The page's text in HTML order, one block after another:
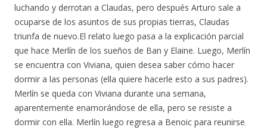
luchando y derrotan a Claudas, pero después Arturo sale a
ocuparse de los asuntos de sus propias tierras, Claudas
triunfa de nuevo.El relato luego pasa a la explicación parcial
que hace Merlín de los sueños de Ban y Elaine. Luego, Merlín
se encuentra con Viviana, quien desea saber cómo hacer
dormir a las personas (ella quiere hacerle esto a sus padres).
Merlín se queda con Viviana durante una semana,
aparentemente enamorándose de ella, pero se resiste a
dormir con ella. Merlín luego regresa a Benoic para reunirse